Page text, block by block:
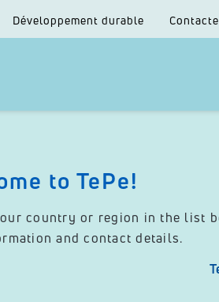
Développement durable
to TePe!
country or region in the list
and contact details.